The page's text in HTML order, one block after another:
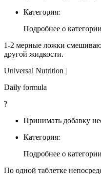
Категория:
Подробнее о категории
1-2 мерные ложки
другой жидкости.
Universal Nutrition |
Daily formula
?
Принимать добавку
Категория:
Подробнее о категории
По одной таблетке